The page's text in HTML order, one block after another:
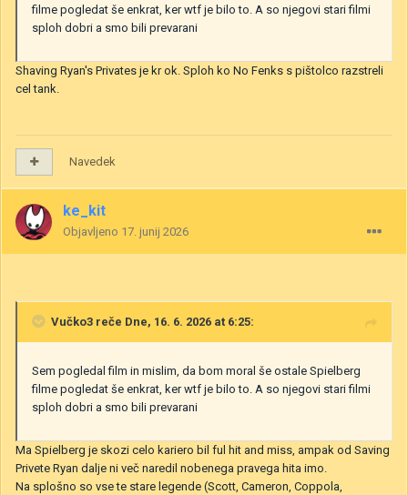
filme pogledat še enkrat, ker wtf je bilo to. A so njegovi stari filmi
sploh dobri a smo bili prevarani
Shaving Ryan's Privates je kr ok. Sploh ko No Fenks s pištolco razstreli
cel tank.
Navedek
ke_kit
Objavljeno 17. junij 2026
Vučko3 reče Dne, 16. 6. 2026 at 6:25:
Sem pogledal film in mislim, da bom moral še ostale Spielberg
filme pogledat še enkrat, ker wtf je bilo to. A so njegovi stari filmi
sploh dobri a smo bili prevarani
Ma Spielberg je skozi celo kariero bil ful hit and miss, ampak od Saving
Privete Ryan dalje ni več naredil nobenega pravega hita imo.
Na splošno so vse te stare legende (Scott, Cameron, Coppola,